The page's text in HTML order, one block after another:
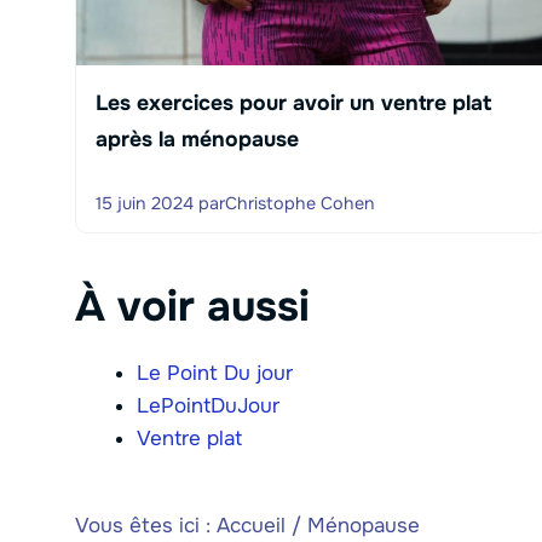
Les exercices pour avoir un ventre plat
après la ménopause
15 juin 2024 parChristophe Cohen
À voir aussi
Le Point Du jour
LePointDuJour
Ventre plat
Vous êtes ici : Accueil / Ménopause